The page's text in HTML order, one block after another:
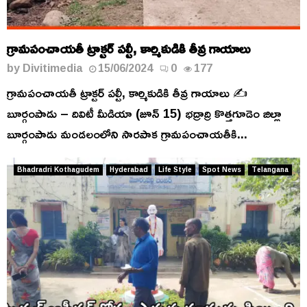
గ్రామపంచాయతీ ట్రాక్టర్ పల్టీ, కార్మికుడికి తీవ్ర గాయాలు
byDivitimedia 15/06/2024 0 177
గ్రామపంచాయతీ ట్రాక్టర్ పల్టీ, కార్మికుడికి తీవ్ర గాయాలు ✍️
బూర్గంపాడు – దివిటీ మీడియా (జూన్ 15) భద్రాద్రి కొత్తగూడెం జిల్లా
బూర్గంపాడు మండలంలోని సారపాక గ్రామపంచాయతీకి...
Bhadradri Kothagudem Hyderabad Life Style Spot News Telangana